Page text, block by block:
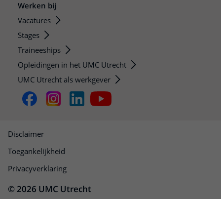
Werken bij
Vacatures
Stages
Traineeships
Opleidingen in het UMC Utrecht
UMC Utrecht als werkgever
© 2026 UMC Utrecht
Disclaimer
Toegankelijkheid
Privacyverklaring